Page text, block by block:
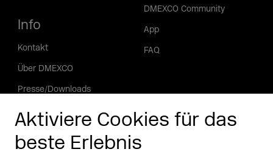
Aktiviere Cookies für das
beste Erlebnis
Info
Kontakt
Über DMEXCO
Presse/Downloads
Phishing Alarm
DMEXCO Community
App
FAQ
Partner